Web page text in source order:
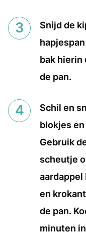
Snijd de
bak hierin
de pan.
Schil en
blokjes
Gebruik
scheutje
aardappel
en
de pan.
minuten